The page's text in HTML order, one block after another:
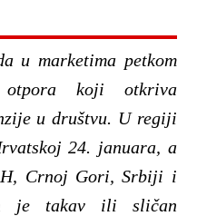
u marketima petkom
koji otkriva
u društvu. U regiji
24. januara, a
Crnoj Gori, Srbiji i
je takav ili sličan